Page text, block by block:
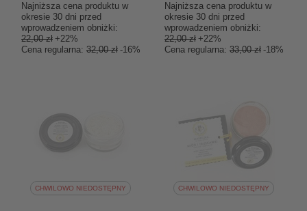
Najniższa cena produktu w
okresie 30 dni przed
wprowadzeniem obniżki:
22,00 zł +22%
Cena regularna: 32,00 zł -16%
Najniższa cena produktu w
okresie 30 dni przed
wprowadzeniem obniżki:
22,00 zł +22%
Cena regularna: 33,00 zł -18%
CHWILOWO NIEDOSTĘPNY CHWILOWO NIEDOSTĘPNY